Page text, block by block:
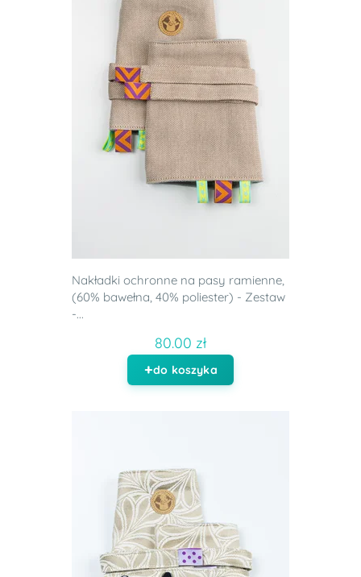
Nakładki ochronne na pasy ramienne,
(60% bawełna, 40% poliester) - Zestaw
-...
80.00 zł
do koszyka